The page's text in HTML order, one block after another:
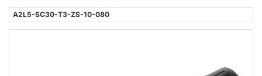
A2L5-SC30-T3-ZS-10-080